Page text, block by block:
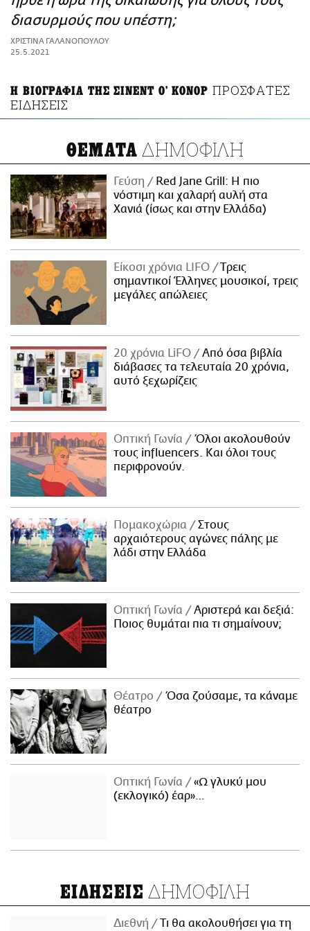
ΑΜΠΑ
PRINT
διασυρμούς που υπέστη;
ΧΡΙΣΤΙΝΑ ΓΑΛΑΝΟΠΟΥΛΟΥ
25.5.2021
Η ΒΙΟΓΡΑΦΙΑ ΤΗΣ ΣΙΝΕΝΤ Ο' ΚΟΝΟΡ ΠΡΟΣΦΑΤΕΣ
ΕΙΔΗΣΕΙΣ
ΘΕΜΑΤΑ ΔΗΜΟΦΙΛΗ
Γεύση
Red Jane Grill: Η πιο
νόστιμη και χαλαρή αυλή στα
Χανιά (ίσως και στην Ελλάδα)
Είκοσι χρόνια LIFO
Tρεις
σημαντικοί Έλληνες μουσικοί, τρεις
μεγάλες απώλειες
20 χρόνια LiFO
Από όσα βιβλία
διάβασες τα τελευταία 20 χρόνια,
αυτό ξεχωρίζεις
Οπτική Γωνία
Όλοι ακολουθούν
τους influencers. Και όλοι τους
περιφρονούν.
Πομακοχώρια
Στους
αρχαιότερους αγώνες πάλης με
λάδι στην Ελλάδα
Οπτική Γωνία
Αριστερά και δεξιά:
Ποιος θυμάται πια τι σημαίνουν;
Θέατρο
Όσα ζούσαμε, τα κάναμε
θέατρο
Οπτική Γωνία
«Ω γλυκύ μου
(εκλογικό) έαρ»…
ΕΙΔΗΣΕΙΣ ΔΗΜΟΦΙΛΗ
Διεθνή Τι θα ακολουθήσει για τη